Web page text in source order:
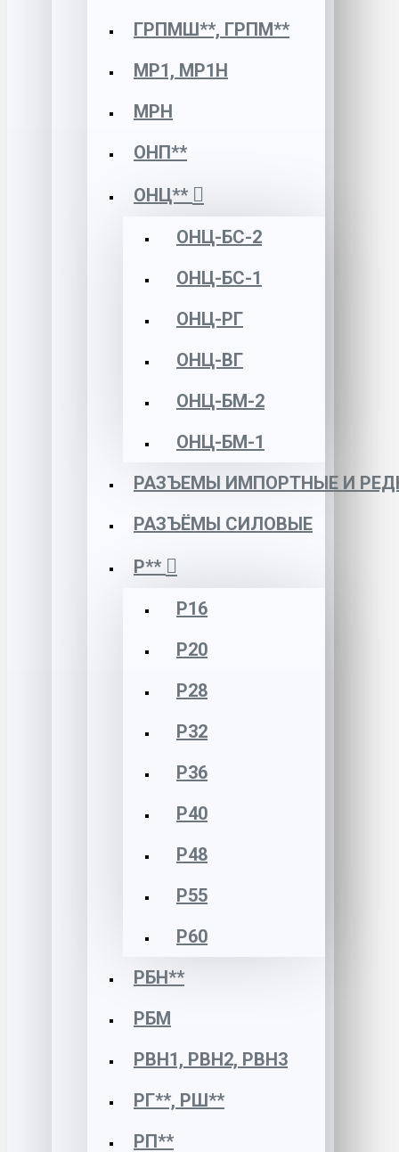
ГРПМШ**, ГРПМ**
МР1, МР1Н
МРН
ОНП**
ОНЦ**
ОНЦ-БС-2
ОНЦ-БС-1
ОНЦ-РГ
ОНЦ-ВГ
ОНЦ-БМ-2
ОНЦ-БМ-1
РАЗЪЕМЫ ИМПОРТНЫЕ И
РАЗЪЁМЫ СИЛОВЫЕ
Р**
Р16
Р20
Р28
Р32
Р36
Р40
Р48
Р55
Р60
РБН**
РБМ
РВН1, РВН2, РВН3
РГ**, РШ**
РП**